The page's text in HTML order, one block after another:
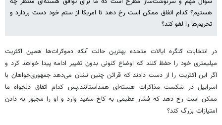
هستیم؟ کدام اتفاق ممکن است رخ دهد تا امریکا از ستم خود دست بردارد و
تحریم‌ها را لغو کند؟
در انتخابات کنگره ایالات متحده بهترین حالت آنکه دموکرات‌ها همین اکثریت
میلیمتری خود را حفظ کنند که اوضاع کنونی بدون تغییر ادامه پیدا خواهد کرد و
اگر این اکثریت را از دست دادند که قرائن چنین نشان می‌دهد جمهوری‌خواهان با
اسراییل در شکست مذاکرات هسته‌ای همداستانند.پس کدام اتفاق دلخواه ما
ممکن است رخ دهد که فشار عظیمی به کاخ سفید وارد و او را مجبور به دادن
امتیازات بزرگ کند؟